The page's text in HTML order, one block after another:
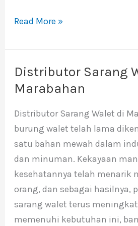
Read More »
Distributor Sarang
Marabahan
Distributor Sarang Walet di
burung walet telah lama
satu bahan mewah dalam
dan minuman. Kekayaan
kesehatannya telah menarik
orang, dan sebagai hasilnya,
sarang walet terus
memenuhi kebutuhan ini,
Distributor
Sarang
di
Marabahan